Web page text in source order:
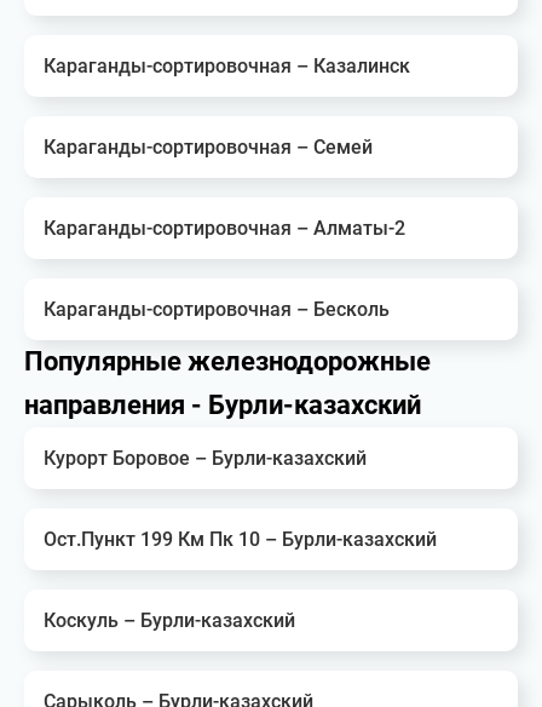
Караганды-сортировочная – Казалинск
Караганды-сортировочная – Семей
Караганды-сортировочная – Алматы-2
Караганды-сортировочная – Бесколь
Популярные железнодорожные
направления - Бурли-казахский
Курорт Боровое – Бурли-казахский
Ост.Пункт 199 Км Пк 10 – Бурли-казахский
Коскуль – Бурли-казахский
Сарыколь – Бурли-казахский